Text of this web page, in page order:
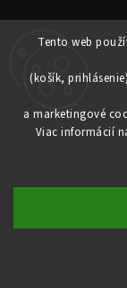
Tento web
(košík,
a marketingové
Viac informácií
Copyright